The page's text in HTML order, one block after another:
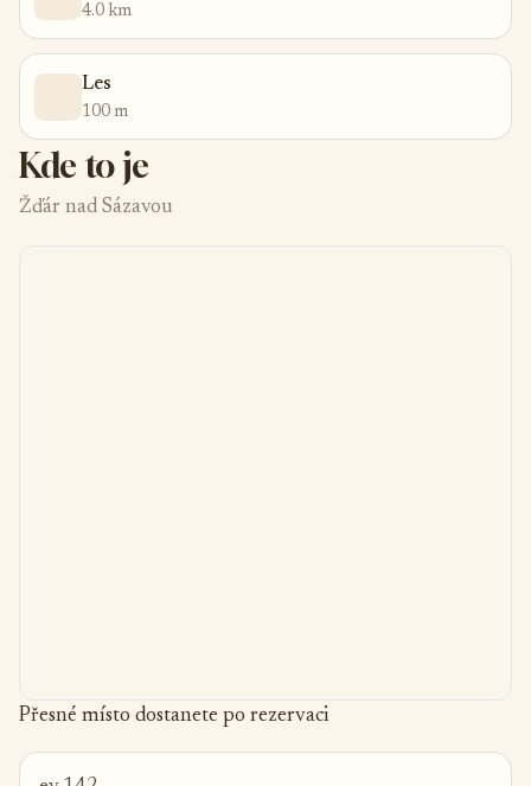
4.0 km
Les
100 m
Kde to je
Žďár nad Sázavou
Přesné místo dostanete po rezervaci